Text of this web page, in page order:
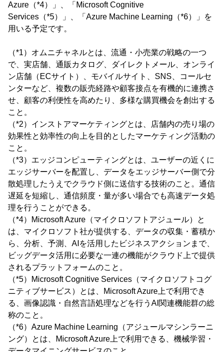
Azure（*4）」、「Microsoft Cognitive
Services（*5）」、「Azure Machine Learning（*6）」を
用いる予定です。
（*1）オムニチャネルとは、流通・小売業の戦略の一つ
で、実店舗、通販カタログ、ダイレクトメール、オンライ
ン店舗（ECサイト）、モバイルサイト、SNS、コールセ
ンターなど、複数の販売経路や顧客接点を有機的に連携さ
せ、顧客の利便性を高めたり、多様な購買機会を創出する
こと。
（*2）インストアマーケティングとは、店舗内の売り場の
効果性と効率性の向上を目的としたマーケティング活動の
こと。
（*3）エッジコンピューティングとは、ユーザーの近くに
エッジサーバーを配置し、データをエッジサーバー側で分
散処理したうえでクラウド側に送信する技術のこと。通信
遅延を短縮し、通信頻度・量が多い場合でも高速データ処
理を行うことができる。
（*4）Microsoft Azure（マイクロソフトアジュール）と
は、マイクロソフト社が提供する、データの収集・蓄積か
ら、分析、予測、AIを活用したビジネスアクションまで、
ビッグデータ活用に必要な一連の機能がクラウド上で提供
されるプラットフォームのこと。
（*5）Microsoft Cognitive Services（マイクロソフトコグ
ニティブサービス）とは、Microsoft Azure上で利用でき
る、画像認識・自然言語処理などを行うAI関連機能群の総
称のこと。
（*6）Azure Machine Learning（アジュールマシンラーニ
ング）とは、Microsoft Azure上で利用できる、機械学習・